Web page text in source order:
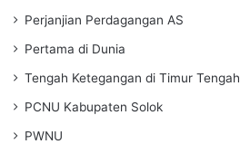
Perjanjian Perdagangan AS
Pertama di Dunia
Tengah Ketegangan di Timur Tengah
PCNU Kabupaten Solok
PWNU